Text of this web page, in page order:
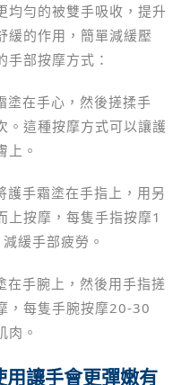
均勻的被雙手吸收，提升
緩的作用，簡單減緩壓
部按摩方式：
塗在手心，然後搓揉手
。這種按摩方式可以讓護
上。
護手霜塗在手指上，用另
上按摩，每隻手指按摩1
緩手部疲勞。
在手腕上，然後用手指搓
，每隻手腕按摩20-30
肉。
讓手會更彈嫩有